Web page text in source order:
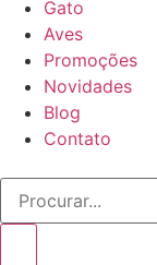
Gato
Aves
Promoções
Novidades
Blog
Contato